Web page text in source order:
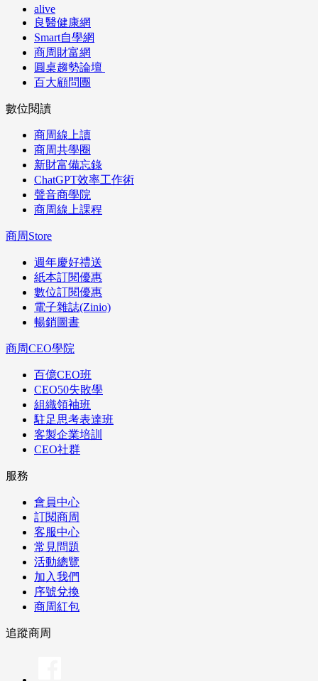
alive
良醫健康網
Smart自學網
商周財富網
圓桌趨勢論壇
百大顧問團
數位閱讀
商周線上讀
商周共學圈
新財富備忘錄
ChatGPT效率工作術
聲音商學院
商周線上課程
商周Store
週年慶好禮送
紙本訂閱優惠
數位訂閱優惠
電子雜誌(Zinio)
暢銷圖書
商周CEO學院
百億CEO班
CEO50失敗學
組織領袖班
駐足思考表達班
客製企業培訓
CEO社群
服務
會員中心
訂閱商周
客服中心
常見問題
活動總覽
加入我們
序號兌換
商周紅包
追蹤商周